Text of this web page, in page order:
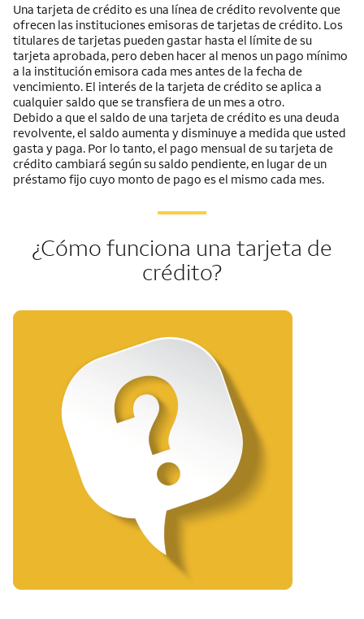
Una tarjeta de crédito es una línea de crédito revolvente que
ofrecen las instituciones emisoras de tarjetas de crédito. Los
titulares de tarjetas pueden gastar hasta el límite de su
tarjeta aprobada, pero deben hacer al menos un pago mínimo
a la institución emisora cada mes antes de la fecha de
vencimiento. El interés de la tarjeta de crédito se aplica a
cualquier saldo que se transfiera de un mes a otro.
Debido a que el saldo de una tarjeta de crédito es una deuda
revolvente, el saldo aumenta y disminuye a medida que usted
gasta y paga. Por lo tanto, el pago mensual de su tarjeta de
crédito cambiará según su saldo pendiente, en lugar de un
préstamo fijo cuyo monto de pago es el mismo cada mes.
¿Cómo funciona una tarjeta de
crédito?